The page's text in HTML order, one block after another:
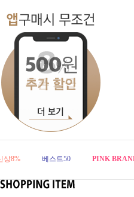
상8% 베스트50 PINK